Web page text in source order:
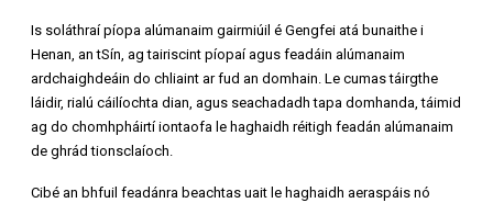
Is soláthraí píopa alúmanaim gairmiúil é Gengfei atá bunaithe i
Henan, an tSín, ag tairiscint píopaí agus feadáin alúmanaim
ardchaighdeáin do chliaint ar fud an domhain. Le cumas táirgthe
láidir, rialú cáilíochta dian, agus seachadadh tapa domhanda, táimid
ag do chomhpháirtí iontaofa le haghaidh réitigh feadán alúmanaim
de ghrád tionsclaíoch.
Cibé an bhfuil feadánra beachtas uait le haghaidh aeraspáis nó